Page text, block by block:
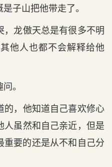
子山把他带走了。
龙傲天总是有很多不明
他人也都不会解释给他
。
，他知道自己喜欢修心
虽然和自己亲近，但是
要的还是从不和自己分